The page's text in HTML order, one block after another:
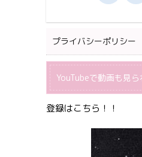
プライバシーポリシー
YouTubeで動画も見ら
登録はこちら！！